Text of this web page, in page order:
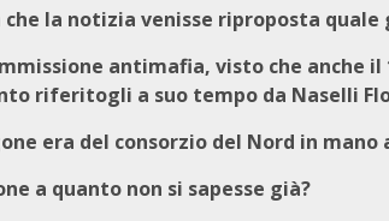
la notizia venisse riproposta
antimafia, visto che anche
riferitogli a suo tempo da Naselli
era del consorzio del Nord in mano
a quanto non si sapesse già?